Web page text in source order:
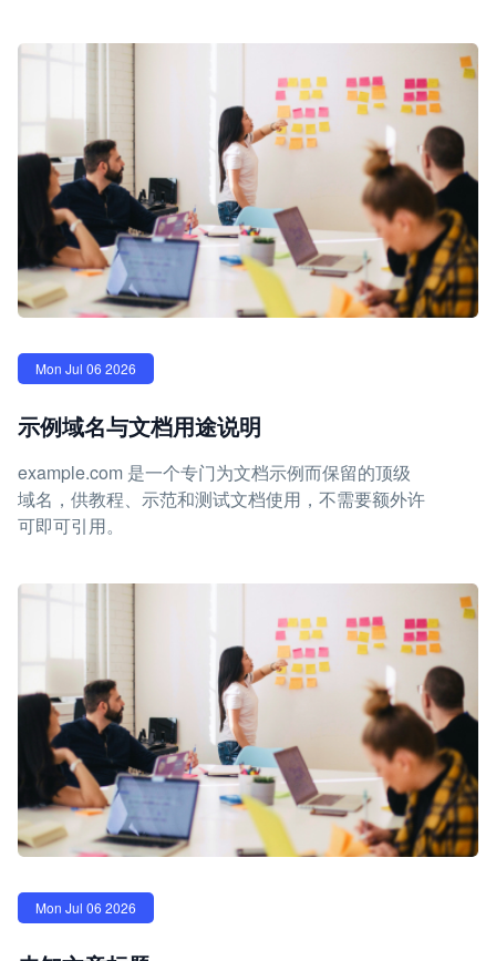
Mon Jul 06 2026
示例域名与文档用途说明
example.com 是一个专门为文档示例而保留的顶级
域名，供教程、示范和测试文档使用，不需要额外许
可即可引用。
Mon Jul 06 2026